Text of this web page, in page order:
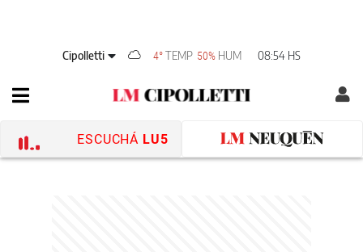
Cipolletti 4°TEMP 50% HUM 08:54 HS
ESCUCHÁ LU5